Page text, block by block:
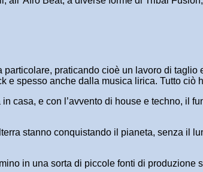
praticando cioè un lavoro di
spesso anche dalla musica lirica. Tutto ciò
casa, e con l’avvento di house e techno, il
stanno conquistando il pianeta, senza il
in una sorta di piccole fonti di produzione